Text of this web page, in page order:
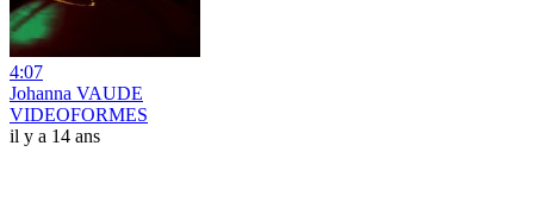
4:07
Johanna VAUDE
VIDEOFORMES
il y a 14 ans